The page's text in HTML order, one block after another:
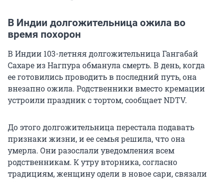
В Индии долгожительница ожила во
время похорон
В Индии 103-летняя долгожительница Гангабай
Сахаре из Нагпура обманула смерть. В день, когда
ее готовились проводить в последний путь, она
внезапно ожила. Родственники вместо кремации
устроили праздник с тортом, сообщает NDTV.
До этого долгожительница перестала подавать
признаки жизни, и ее семья решила, что она
умерла. Они разослали уведомления всем
родственникам. К утру вторника, согласно
традициям, женщину одели в новое сари, связали